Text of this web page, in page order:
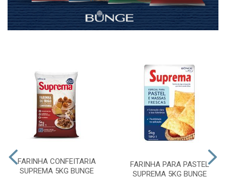
FARINHA CONFEITARIA
SUPREMA 5KG BUNGE
FARINHA PARA PASTEL
SUPREMA 5KG BUNGE